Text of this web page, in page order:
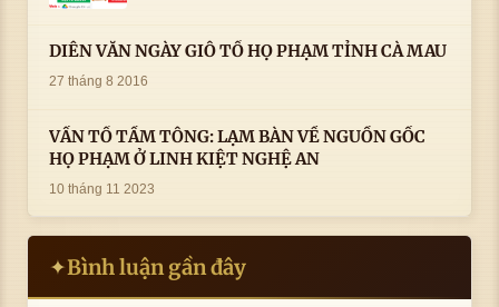
DIỄN VĂN NGÀY GIỖ TỔ HỌ PHẠM TỈNH CÀ MAU
27 tháng 8 2016
VẤN TỔ TẦM TÔNG: LẠM BÀN VỀ NGUỒN GỐC
HỌ PHẠM Ở LINH KIỆT NGHỆ AN
10 tháng 11 2023
✦Bình luận gần đây